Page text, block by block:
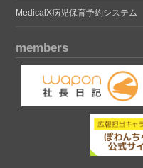
MedicalX病児保育予約システム
members